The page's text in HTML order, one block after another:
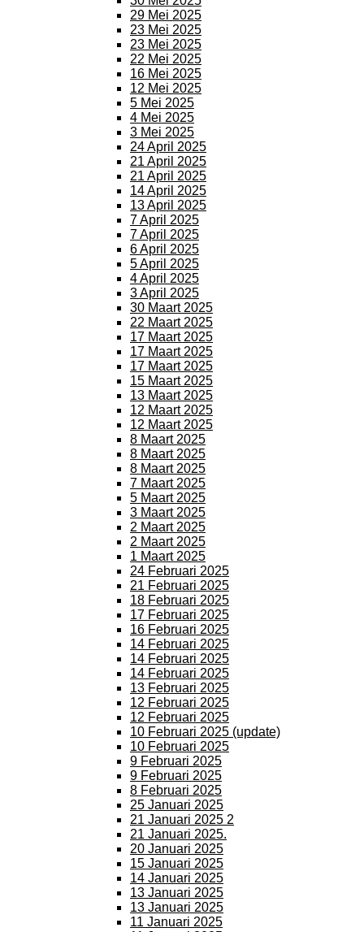
29 Mei 2025
23 Mei 2025
23 Mei 2025
22 Mei 2025
16 Mei 2025
12 Mei 2025
5 Mei 2025
4 Mei 2025
3 Mei 2025
24 April 2025
21 April 2025
21 April 2025
14 April 2025
13 April 2025
7 April 2025
7 April 2025
6 April 2025
5 April 2025
4 April 2025
3 April 2025
30 Maart 2025
22 Maart 2025
17 Maart 2025
17 Maart 2025
17 Maart 2025
15 Maart 2025
13 Maart 2025
12 Maart 2025
12 Maart 2025
8 Maart 2025
8 Maart 2025
8 Maart 2025
7 Maart 2025
5 Maart 2025
3 Maart 2025
2 Maart 2025
2 Maart 2025
1 Maart 2025
24 Februari 2025
21 Februari 2025
18 Februari 2025
17 Februari 2025
16 Februari 2025
14 Februari 2025
14 Februari 2025
14 Februari 2025
13 Februari 2025
12 Februari 2025
12 Februari 2025
10 Februari 2025 (update)
10 Februari 2025
9 Februari 2025
9 Februari 2025
8 Februari 2025
25 Januari 2025
21 Januari 2025 2
21 Januari 2025.
20 Januari 2025
15 Januari 2025
14 Januari 2025
13 Januari 2025
13 Januari 2025
11 Januari 2025